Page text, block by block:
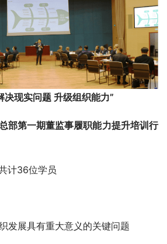
决现实问题 升级组织能力”
第一期董监事履职能力提升培训行
计36位学员
发展具有重大意义的关键问题